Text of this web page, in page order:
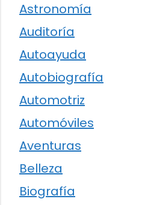
Astronomía
Auditoría
Autoayuda
Autobiografía
Automotriz
Automóviles
Aventuras
Belleza
Biografía